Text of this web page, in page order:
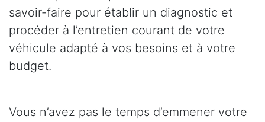
savoir-faire pour établir un diagnostic et
procéder à l’entretien courant de votre
véhicule adapté à vos besoins et à votre
budget.
Vous n’avez pas le temps d’emmener votre